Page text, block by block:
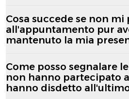
Cosa succede se non mi
all'appuntamento pur
mantenuto la mia
Come posso segnalare
non hanno partecipato
hanno disdetto